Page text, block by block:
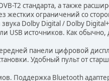
T2 стандарта, а также
жестких ограничений со
Dolby Digital / Dolby Digital+
USB источников. Как обычно,
панели цифровой
Удобный пульт от
Поддержка Bluetooth